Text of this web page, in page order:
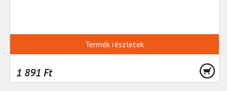
Termék részletek
1 891 Ft